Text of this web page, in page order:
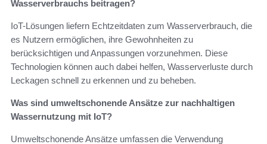
Wasserverbrauchs beitragen?
IoT-Lösungen liefern Echtzeitdaten zum Wasserverbrauch, die
es Nutzern ermöglichen, ihre Gewohnheiten zu
berücksichtigen und Anpassungen vorzunehmen. Diese
Technologien können auch dabei helfen, Wasserverluste durch
Leckagen schnell zu erkennen und zu beheben.
Was sind umweltschonende Ansätze zur nachhaltigen
Wassernutzung mit IoT?
Umweltschonende Ansätze umfassen die Verwendung